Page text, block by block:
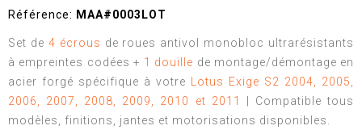
Référence: MAA#0003LOT
Set de 4 écrous de roues antivol monobloc ultrarésistants
à empreintes codées + 1 douille de montage/démontage en
acier forgé spécifique à votre
Lotus Exige S2 2004, 2005,
2006, 2007, 2008, 2009, 2010 et 2011
| Compatible tous
modèles, finitions, jantes et motorisations disponibles.